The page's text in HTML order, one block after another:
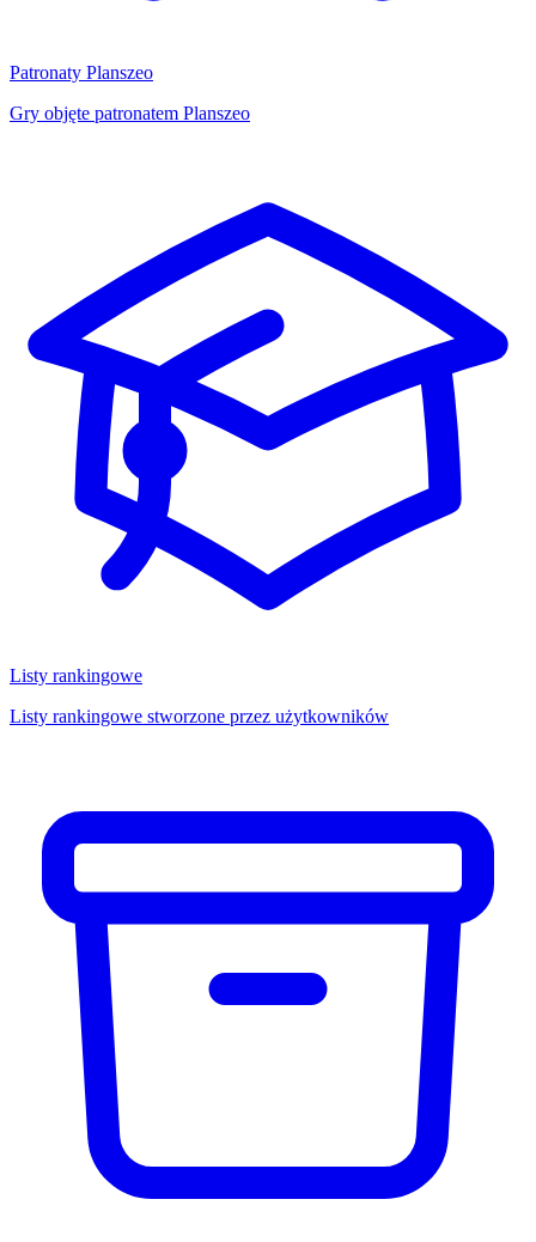
Patronaty Planszeo
Gry objęte patronatem Planszeo
Listy rankingowe
Listy rankingowe stworzone przez użytkowników